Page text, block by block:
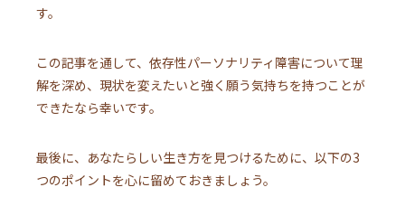
す。
この記事を通して、依存性パーソナリティ障害について理
解を深め、現状を変えたいと強く願う気持ちを持つことが
できたなら幸いです。
最後に、あなたらしい生き方を見つけるために、以下の3
つのポイントを心に留めておきましょう。